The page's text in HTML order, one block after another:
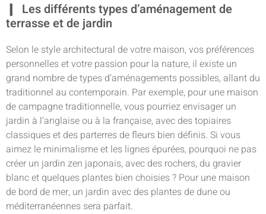
Les différents types d’aménagement de
terrasse et de jardin
Selon le style architectural de votre maison, vos préférences
personnelles et votre passion pour la nature, il existe un
grand nombre de types d’aménagements possibles, allant du
traditionnel au contemporain. Par exemple, pour une maison
de campagne traditionnelle, vous pourriez envisager un
jardin à l’anglaise ou à la française, avec des topiaires
classiques et des parterres de fleurs bien définis. Si vous
aimez le minimalisme et les lignes épurées, pourquoi ne pas
créer un jardin zen japonais, avec des rochers, du gravier
blanc et quelques plantes bien choisies ? Pour une maison
de bord de mer, un jardin avec des plantes de dune ou
méditerranéennes sera parfait.